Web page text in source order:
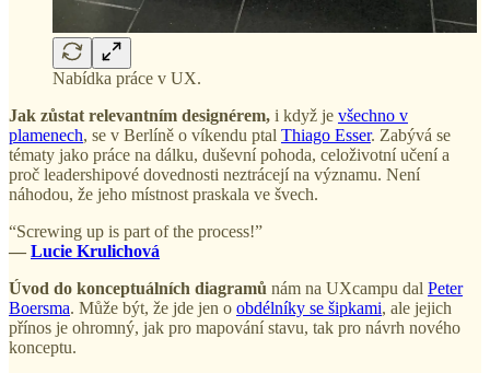
Nabídka práce v UX.
Jak zůstat relevantním designérem, i když je všechno v
plamenech, se v Berlíně o víkendu ptal Thiago Esser. Zabývá se
tématy jako práce na dálku, duševní pohoda, celoživotní učení a
proč leadershipové dovednosti neztrácejí na významu. Není
náhodou, že jeho místnost praskala ve švech.
“Screwing up is part of the process!”
— Lucie Krulichová
Úvod do konceptuálních diagramů nám na UXcampu dal Peter
Boersma. Může být, že jde jen o obdélníky se šipkami, ale jejich
přínos je ohromný, jak pro mapování stavu, tak pro návrh nového
konceptu.